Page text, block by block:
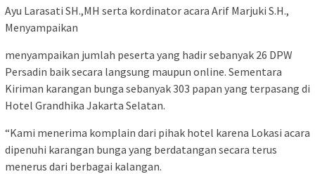
Ayu Larasati SH.,MH serta kordinator acara Arif Marjuki S.H.,
Menyampaikan
menyampaikan jumlah peserta yang hadir sebanyak 26 DPW
Persadin baik secara langsung maupun online. Sementara
Kiriman karangan bunga sebanyak 303 papan yang terpasang di
Hotel Grandhika Jakarta Selatan.
“Kami menerima komplain dari pihak hotel karena Lokasi acara
dipenuhi karangan bunga yang berdatangan secara terus
menerus dari berbagai kalangan.